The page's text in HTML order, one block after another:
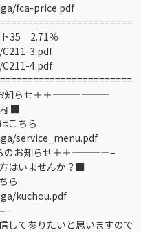
fca-price.pdf
利 フラット35 2.71％
3.pdf
4.pdf
お知らせ＋＋——————
■
こちら
service_menu.pdf
のお知らせ＋＋————–
はいませんか？■
ら
kuchou.pdf
して参りたいと思いますので